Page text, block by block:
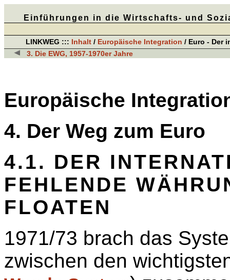
Einführungen in die Wirtschafts- und
LINKWEG ::: Inhalt / Europäische Integration / Euro - Der
3. Die EWG, 1957-1970er Jahre
Europäische
4. Der Weg zum Euro
4.1. DER
FEHLENDE
FLOATEN
1971/73 brach das
zwischen den